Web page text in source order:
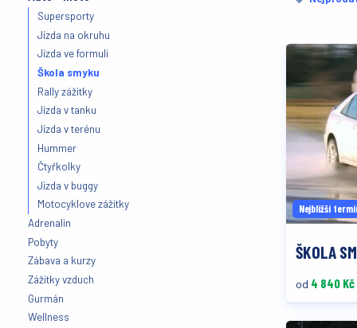
Supersporty
Jízda na okruhu
Jízda ve formuli
Škola smyku
Rally zážitky
Jízda v tanku
Jízda v terénu
Hummer
Čtyřkolky
Jízda v buggy
Motocyklove zážitky
Adrenalin
Pobyty
Zábava a kurzy
Zážitky vzduch
Gurmán
Wellness
Nejbližší
ŠKOLA
od 4 840 Kč